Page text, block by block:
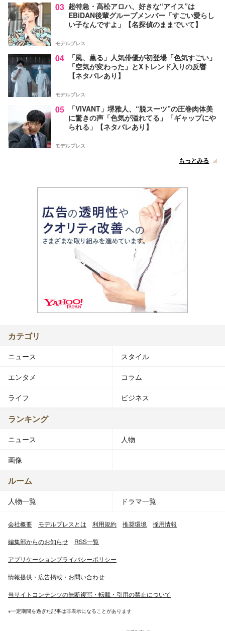
03 超特急・高松アロハ、好きな“アイス”は
EBiDAN後輩グループメンバー「すごい愛らし
い子なんですよ」【名探偵のままでいて】
モデルプレス
04
「風、薫る」人気俳優が初登場「色気すごい」
「空気が変わった」とXトレンド入りの反響
【ネタバレあり】
モデルプレス
05
「VIVANT」堺雅人、“脱スーツ”の圧巻肉体美
に驚きの声「色気が溢れてる」「ギャップにや
られる」【ネタバレあり】
モデルプレス
もっとみる
カテゴリ
ニュース スタイル
エンタメ コラム
ライフ ビジネス
ランキング
ニュース 人物
画像
ルーム
人物一覧 ドラマ一覧
会社概要 モデルプレスとは 利用規約 推奨環境 採用情報
編集部からのお知らせ RSS一覧
アプリケーションプライバシーポリシー
情報提供・広告掲載・お問い合わせ
当サイトコンテンツの無断複写・転載・引用の禁止について
※一定期間を過ぎた記事は非表示になることがあります